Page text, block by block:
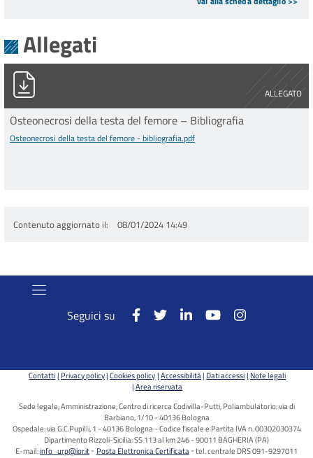
Allegati
ALLEGATO
Osteonecrosi della testa del femore - bibliografia.pdf
Osteonecrosi della testa del femore – Bibliografia
Osteonecrosi della testa del femore - bibliografia.pdf
Contenuto aggiornato il 08/01/2024 14:49
Seguici su
Contatti Privacy policy Cookies policy Accessibilità Dati accessi Note legali
Area riservata
Sede legale, Amministrazione, Centro di ricerca Codivilla-Putti, Poliambulatorio: via di
Barbiano, 1/10 - 40136 Bologna
Ospedale: via G.C.Pupilli, 1 - 40136 Bologna - Codice fiscale e Partita IVA n. 00302030374
Dipartimento Rizzoli-Sicilia: SS 113 al km 246 - 90011 BAGHERIA (PA)
E-mail:info_urp@ior.it Posta Elettronica Certificata tel. centrale DRS 091-9297011